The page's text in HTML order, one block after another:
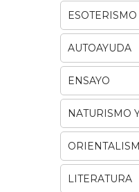
ESOTERISMO
AUTOAYUDA
ENSAYO
NATURISMO
LITERATURA